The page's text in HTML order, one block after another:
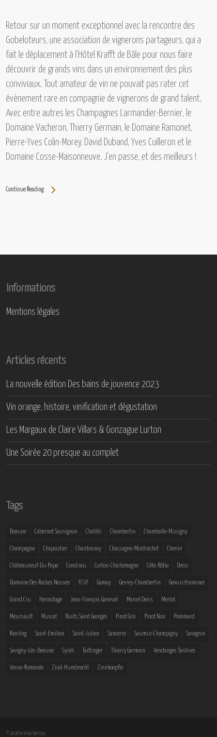
Retour sur un moment exceptionnel avec la rencontre des
Gobeloteurs, une association de vignerons partageurs, qui a
fait le déplacement à l’Hôtel Krafft de Bâle pour nous faire
découvrir de grands vins dans un environnement des plus
conviviaux. Tout amateur de vin ne pouvait pas rater cet
évènement rare en compagnie de vignerons de grand talent.
Avec entre autres les Champagnes Larmandier-Bernier, le
Domaine Vacheron, Thierry Germain, le Domaine Ramonet,
Pierre-Yves Colin-Morey, David Duband, Yves Cuilleron et le
Domaine Cosse-Maisonneuve. J’en passe, et des meilleurs !
Continue Reading
Informations
Mentions légales
Articles récents
La nouvelle édition Des bains de jouvence 2023
Vin orange, histoire, vinification et dégustation
Les Margaux de Claire Villars & Gonzague Lurton
Une Soirée 20 presque au complet
Tags
Beaune Cabernet Sauvignon Chablis Chambertin Chambolle-Musigny
Champagne Chapoutier Chardonnay Chassagne-Montrachet Chenin
Châteauneuf-Du-Pape Condrieu Corton-Charlemagne Côte-Rôtie Deiss
Domaine Des Roches Neuves FCVF Gamay Gevrey-Chambertin Gewurztraminer
Grand Cru Hermitage Jean-François Ganevat Marcel Deiss Merlot
Meursault Muscat Nuits Saint Georges Pinot Gris Pinot Noir Pommard
Riesling Saint-Emilion Saint-Julien Sancerre Saumur-Champigny Savagnin
Savigny-Lès-Beaune Syrah Taittinger Thierry Germain Vendanges Tardives
Vosne-Romanée Zind-Humbrecht Zinnkoepfle
© 2026 In Vino Veritas.